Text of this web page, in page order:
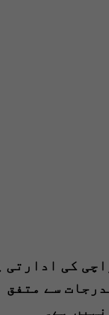
کی ادارتی
سے متفق
ہے۔